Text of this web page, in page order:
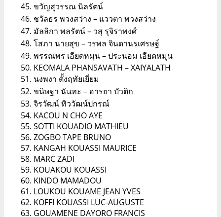
ขวัญสุวรรณ นิลรัตน์
ชวัลธร พวงสว่าง – แววตา พวงสว่าง
มัลลิกา พลรัตน์ – วสุ รุจิราพงศ์
โสภา นายสุข – วรพล จินดานรเศรษฐ์
พรรณพร เอียดหมุน – ประนอม เอียดหมุน
KEOMALA PHANSAVATH – XAIYALATH
นงพงา ตั้งฤทัยเยี่ยม
ขนิษฐา นันทะ – อารยา บัวติก
จิรวัฒน์ ทิววัฒน์ปกรณ์
KACOU N CHO AYE
SOTTI KOUADIO MATHIEU
ZOGBO TAPE BRUNO
KANGAH KOUASSI MAURICE
MARC ZADI
KOUAKOU KOUASSI
KINDO MAMADOU
LOUKOU KOUAME JEAN YVES
KOFFI KOUASSI LUC-AUGUSTE
GOUAMENE DAYORO FRANCIS